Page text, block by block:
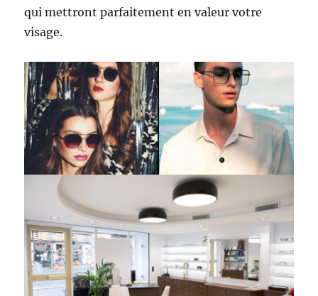
qui mettront parfaitement en valeur votre
visage.